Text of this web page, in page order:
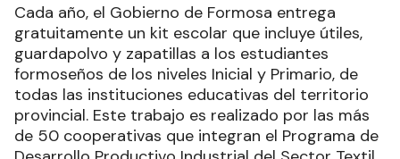
Cada año, el Gobierno de Formosa entrega
gratuitamente un kit escolar que incluye útiles,
guardapolvo y zapatillas a los estudiantes
formoseños de los niveles Inicial y Primario, de
todas las instituciones educativas del territorio
provincial. Este trabajo es realizado por las más
de 50 cooperativas que integran el Programa de